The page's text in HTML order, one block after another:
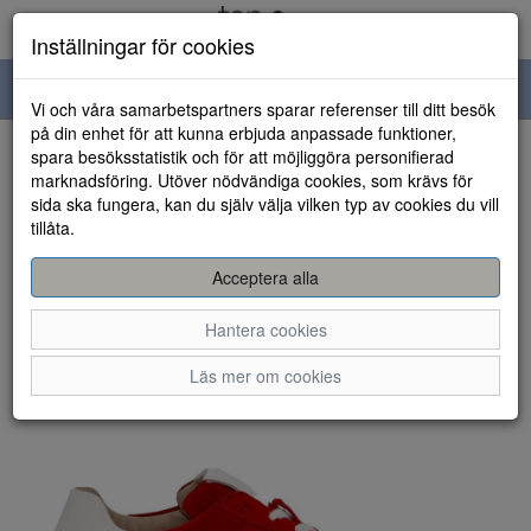
navigation
HEM
Inställningar för cookies
Vi och våra samarbetspartners sparar referenser till ditt besök
på din enhet för att kunna erbjuda anpassade funktioner,
spara besöksstatistik och för att möjliggöra personifierad
marknadsföring. Utöver nödvändiga cookies, som krävs för
sida ska fungera, kan du själv välja vilken typ av cookies du vill
tillåta.
Acceptera alla
Hantera cookies
Läs mer om cookies